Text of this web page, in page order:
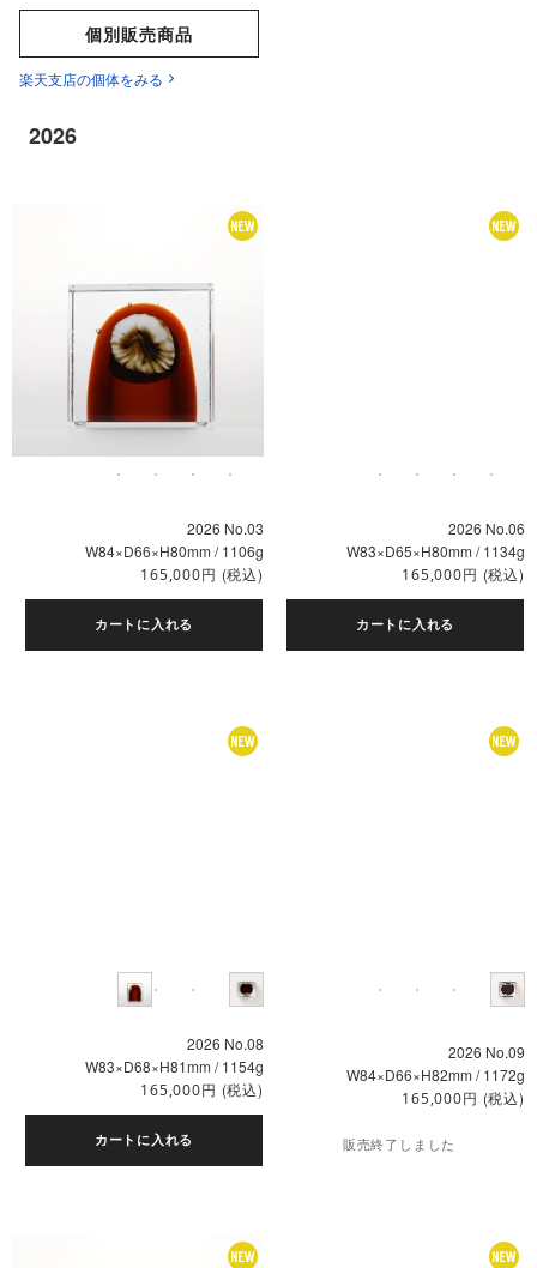
個別販売商品
楽天支店の個体をみる
2026
2026 No.03
W84×D66×H80mm / 1106g
165,000円 (税込)
カートに入れる
2026 No.06
W83×D65×H80mm / 1134g
165,000円 (税込)
カートに入れる
2026 No.08
W83×D68×H81mm / 1154g
165,000円 (税込)
カートに入れる
2026 No.09
W84×D66×H82mm / 1172g
165,000円 (税込)
販売終了しました